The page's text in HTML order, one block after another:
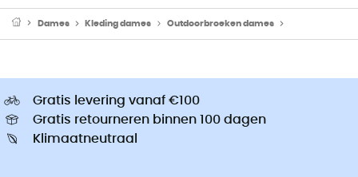
Dames Kleding dames Outdoorbroeken dames
Gratis levering vanaf €100
Gratis retourneren binnen 100 dagen
Klimaatneutraal